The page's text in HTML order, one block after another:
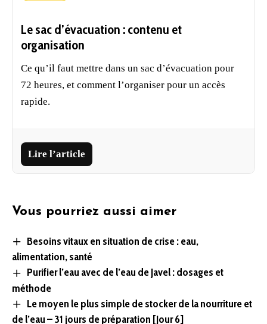
Le sac d’évacuation : contenu et
organisation
Ce qu’il faut mettre dans un sac d’évacuation pour
72 heures, et comment l’organiser pour un accès
rapide.
Lire l’article
Vous pourriez aussi aimer
Besoins vitaux en situation de crise : eau,
alimentation, santé
Purifier l’eau avec de l’eau de Javel : dosages et
méthode
Le moyen le plus simple de stocker de la nourriture et
de l’eau – 31 jours de préparation [Jour 6]